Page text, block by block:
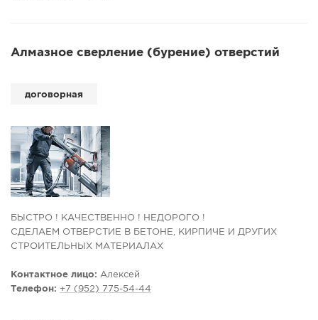
ВОЗМОЖНО БУРЕНИЕ БЕЗ ВОДЫ
Алмазное сверление (бурение) отверстий
договорная
БЫСТРО ! КАЧЕСТВЕННО ! НЕДОРОГО !
СДЕЛАЕМ ОТВЕРСТИЕ В БЕТОНЕ, КИРПИЧЕ И ДРУГИХ
СТРОИТЕЛЬНЫХ МАТЕРИАЛАХ
Контактное лицо: Алексей
Телефон: +7 (952) 775-54-44